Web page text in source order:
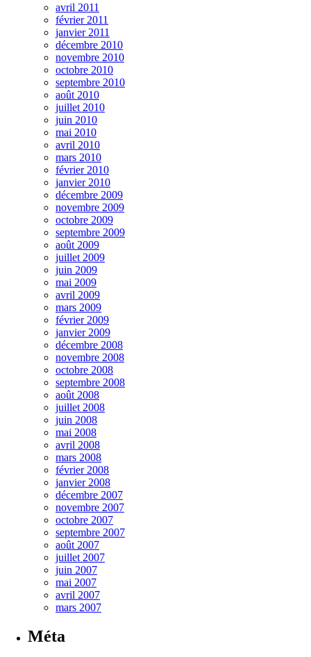
avril 2011
février 2011
janvier 2011
décembre 2010
novembre 2010
octobre 2010
septembre 2010
août 2010
juillet 2010
juin 2010
mai 2010
avril 2010
mars 2010
février 2010
janvier 2010
décembre 2009
novembre 2009
octobre 2009
septembre 2009
août 2009
juillet 2009
juin 2009
mai 2009
avril 2009
mars 2009
février 2009
janvier 2009
décembre 2008
novembre 2008
octobre 2008
septembre 2008
août 2008
juillet 2008
juin 2008
mai 2008
avril 2008
mars 2008
février 2008
janvier 2008
décembre 2007
novembre 2007
octobre 2007
septembre 2007
août 2007
juillet 2007
juin 2007
mai 2007
avril 2007
mars 2007
Méta